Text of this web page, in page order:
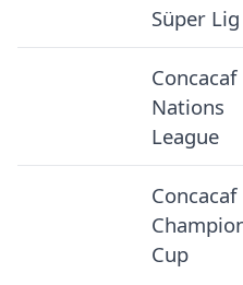
Süper Lig
Concacaf
Nations
League
Concacaf
Cup